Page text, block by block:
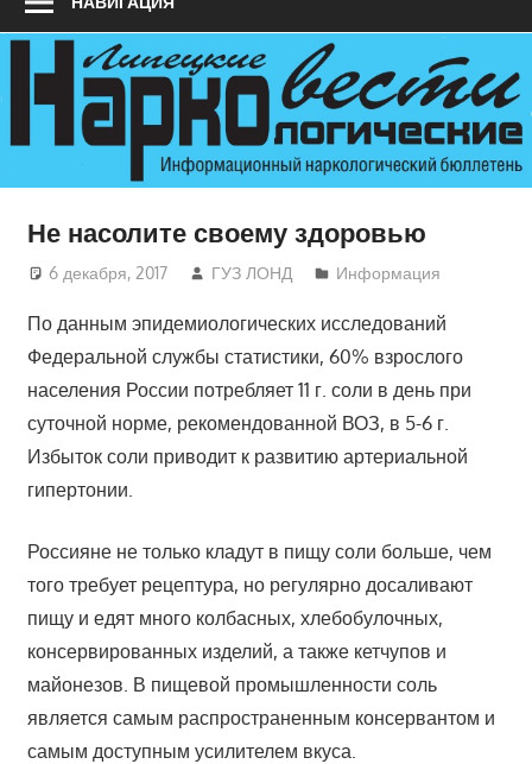
Не насолите своему здоровью
6 декабря, 2017 ГУЗ ЛОНД Информация
По данным эпидемиологических исследований
Федеральной службы статистики, 60% взрослого
населения России потребляет 11 г. соли в день при
суточной норме, рекомендованной ВОЗ, в 5-6 г.
Избыток соли приводит к развитию артериальной
гипертонии.
Россияне не только кладут в пищу соли больше, чем
того требует рецептура, но регулярно досаливают
пищу и едят много колбасных, хлебобулочных,
консервированных изделий, а также кетчупов и
майонезов. В пищевой промышленности соль
является самым распространенным консервантом и
самым доступным усилителем вкуса.